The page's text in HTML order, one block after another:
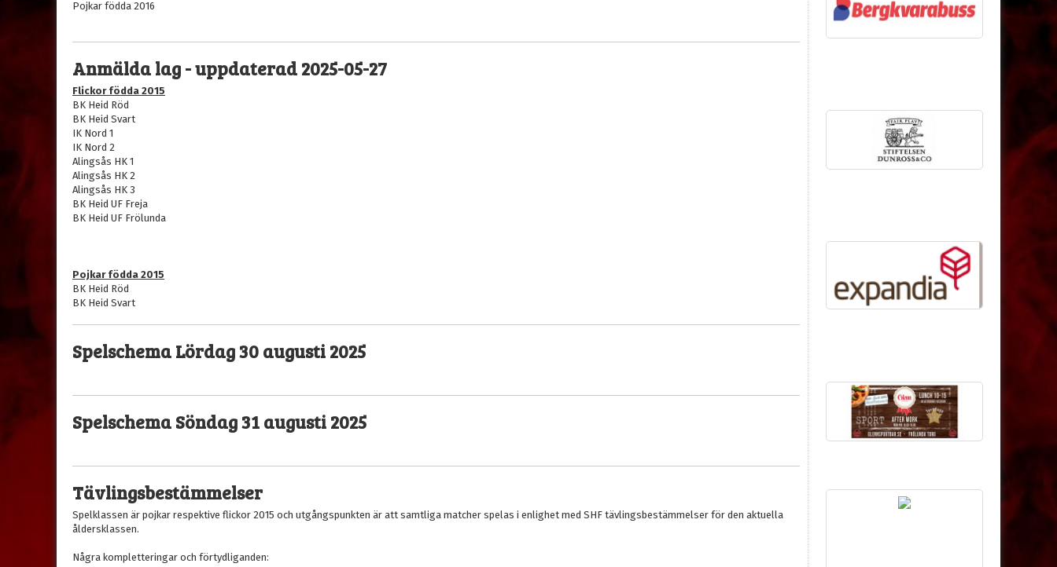
Pojkar födda 2016
Anmälda lag - uppdaterad 2025-05-27
Flickor födda 2015
BK Heid Röd
BK Heid Svart
IK Nord 1
IK Nord 2
Alingsås HK 1
Alingsås HK 2
Alingsås HK 3
BK Heid UF Freja
BK Heid UF Frölunda
Pojkar födda 2015
BK Heid Röd
BK Heid Svart
Spelschema Lördag 30 augusti 2025
Spelschema Söndag 31 augusti 2025
Tävlingsbestämmelser
Spelklassen är pojkar respektive flickor 2015 och utgångspunkten är att samtliga matcher spelas i enlighet med SHF tävlingsbestämmelser för den aktuella
åldersklassen.
Några kompletteringar och förtydliganden: